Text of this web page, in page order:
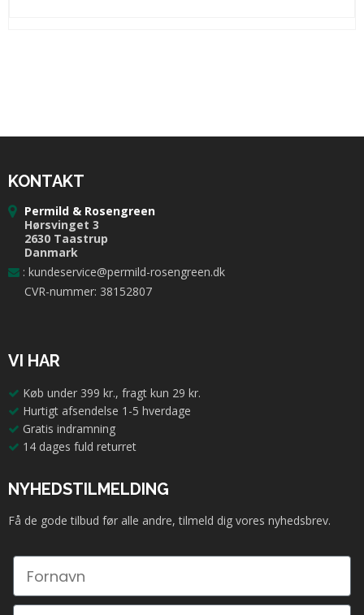
KONTAKT
Permild & Rosengreen
Hørsvinget 3
2630 Taastrup
Danmark
: kundeservice@permild-rosengreen.dk
CVR-nummer: 38152807
VI HAR
Køb under 399 kr., fragt kun 29 kr.
Hurtigt afsendelse 1-5 hverdage
Gratis indramning
14 dages fuld returret
NYHEDSTILMELDING
Få de gode tilbud før alle andre, tilmeld dig vores nyhedsbrev.